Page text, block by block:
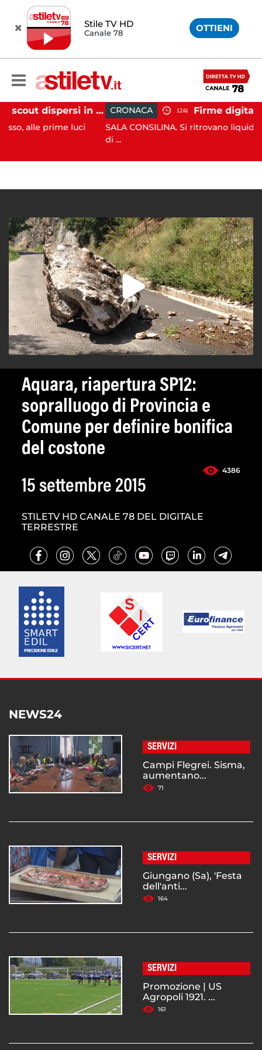
Stile TV HD
Canale 78 OTTIENI
Tramonti, 19 scout dispersi in montagna salvati dai vigili del fuoco
luci
CRONACA 12:41
SALA CONSILINA. Si ritrovano liquidatori e
Aquara, riapertura SP12:
sopralluogo di Provincia e
Comune per definire bonifica
del costone
4386
15 settembre 2015
STILETV HD CANALE 78 DEL DIGITALE
TERRESTRE
NEWS24
SERVIZI
Campi Flegrei. Sisma,
aumentano...
71
SERVIZI
Giungano (Sa), 'Festa
dell'anti...
164
SERVIZI
Promozione | US
Agropoli 1921. ...
161